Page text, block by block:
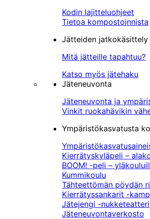
Kodin lajitteluohjeet
Tietoa kompostoinnista
Jätteiden jatkokäsittely
Mitä jätteille tapahtuu?
Katso myös jätehaku
Jäteneuvonta
Jäteneuvonta ja
Vinkit ruokahävikin
Ympäristökasvatusta
Kierrätyskyläpeli –
BOOM! -peli –
Kummikoulu
Tähteettömän pöydän
Kierrätyssankarit -
Jätejengi -nukketeatteri
Jäteneuvontaverkosto